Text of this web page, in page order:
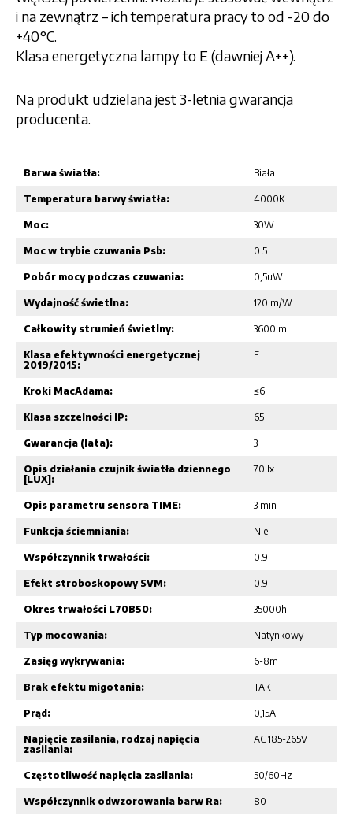
i na zewnątrz – ich temperatura pracy to od -20 do
+40°C.
Klasa energetyczna lampy to E (dawniej A++).
Na produkt udzielana jest 3-letnia gwarancja
producenta.
Barwa światła: Biała
Temperatura barwy światła: 4000K
Moc: 30W
Moc w trybie czuwania Psb: 0.5
Pobór mocy podczas czuwania: 0,5uW
Wydajność świetlna: 120lm/W
Całkowity strumień świetlny: 3600lm
Klasa efektywności energetycznej
2019/2015:
E
Kroki MacAdama: ≤6
Klasa szczelności IP: 65
Gwarancja (lata): 3
Opis działania czujnik światła dziennego
[LUX]:
70 lx
Opis parametru sensora TIME: 3 min
Funkcja ściemniania: Nie
Współczynnik trwałości: 0.9
Efekt stroboskopowy SVM: 0.9
Okres trwałości L70B50: 35000h
Typ mocowania: Natynkowy
Zasięg wykrywania: 6-8m
Brak efektu migotania: TAK
Prąd: 0,15A
Napięcie zasilania, rodzaj napięcia
zasilania:
AC 185-265V
Częstotliwość napięcia zasilania: 50/60Hz
Współczynnik odwzorowania barw Ra: 80